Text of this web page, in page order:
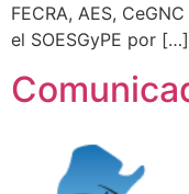
FECRA, AES,
el SOESGyPE por […]